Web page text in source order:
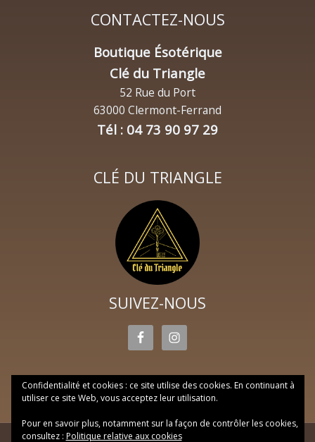
CONTACTEZ-NOUS
Boutique Ésotérique
Clé du Triangle
52 Rue du Port
63000 Clermont-Ferrand
Tél : 04 73 90 97 29
CLÉ DU TRIANGLE
SUIVEZ-NOUS
Confidentialité et cookies : ce site utilise des cookies. En continuant à
utiliser ce site Web, vous acceptez leur utilisation.
Pour en savoir plus, notamment sur la façon de contrôler les cookies,
consultez : Politique relative aux cookies